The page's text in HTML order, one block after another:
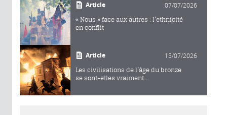
Article 07/07/2026
« Nous » face aux autres : l’ethnicité
en conflit
Article 15/07/2026
Les civilisations de l’âge du bronze
se sont-elles vraiment...